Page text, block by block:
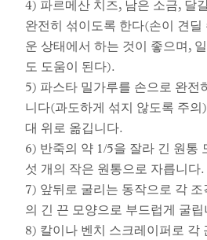
4) 파르메산 치즈, 남은 소금, 달
완전히 섞이도록 한다(손이 견딜
운 상태에서 하는 것이 좋으며,
도 도움이 된다).
5) 파스타 밀가루를 손으로 완전
니다(과도하게 섞지 않도록 주의
대 위로 옮깁니다.
6) 반죽의 약 1/5을 잘라 긴 원통
섯 개의 작은 원통으로 자릅니다.
7) 앞뒤로 굴리는 동작으로 각 조
의 긴 끈 모양으로 부드럽게 굴립
8) 칼이나 벤치 스크레이퍼로 각